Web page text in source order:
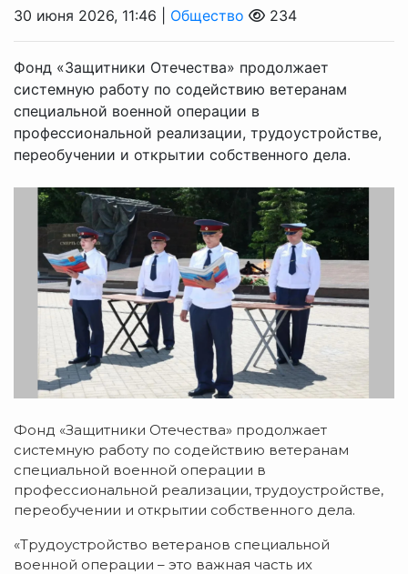
30 июня 2026, 11:46 | Общество 234
Фонд «Защитники Отечества» продолжает
системную работу по содействию ветеранам
специальной военной операции в
профессиональной реализации, трудоустройстве,
переобучении и открытии собственного дела.
Фонд «Защитники Отечества» продолжает
системную работу по содействию ветеранам
специальной военной операции в
профессиональной реализации, трудоустройстве,
переобучении и открытии собственного дела.
«Трудоустройство ветеранов специальной
военной операции – это важная часть их